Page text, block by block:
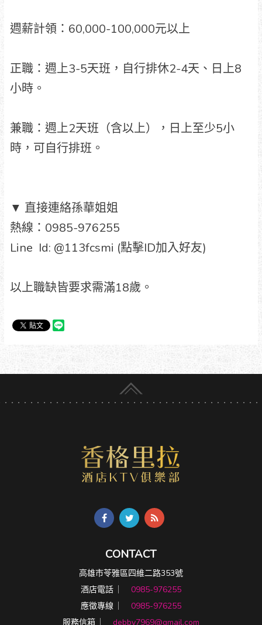
週薪計領：60,000-100,000元以上
正職：週上3-5天班，自行排休2-4天、日上8
小時。
兼職：週上2天班（含以上），日上至少5小
時，可自行排班。
▼ 直接連絡孫華姐姐
熱線：0985-976255
Line Id: @113fcsmi (點擊ID加入好友)
以上職缺皆要求需滿18歲。
CONTACT
高雄市苓雅區四維二路353號
酒店電話 ︳ 0985-976255
應徵專線 ︳ 0985-976255
服務信箱 ︳ debby7969@gmail.com